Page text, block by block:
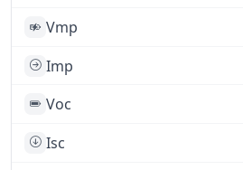
Vmp
Imp
Voc
Isc